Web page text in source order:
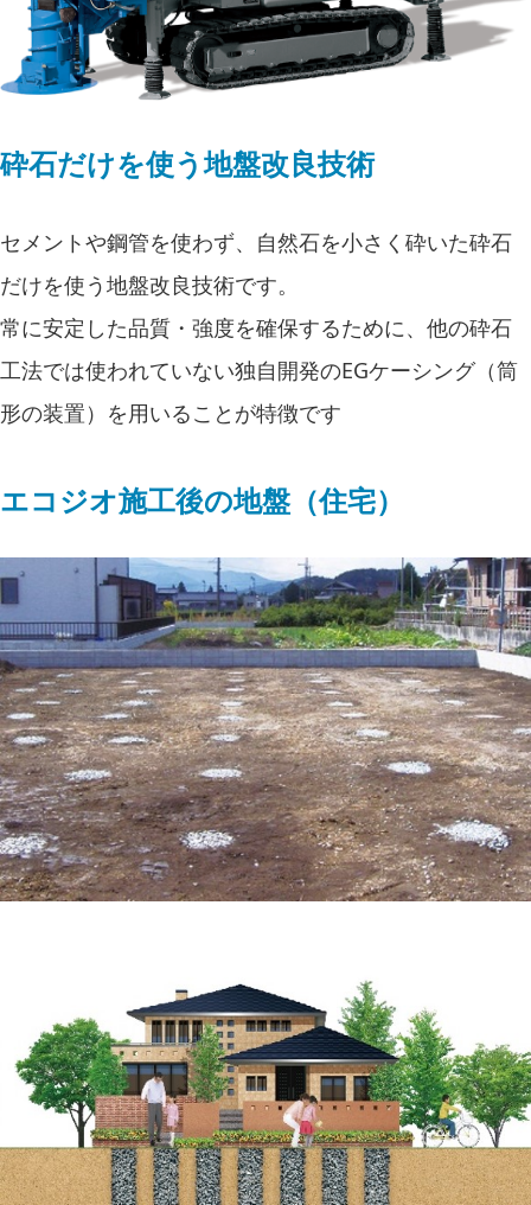
砕石だけを使う地盤改良技術
セメントや鋼管を使わず、自然石を小さく砕いた砕石
だけを使う地盤改良技術です。
常に安定した品質・強度を確保するために、他の砕石
工法では使われていない独自開発のEGケーシング（筒
形の装置）を用いることが特徴です
エコジオ施工後の地盤（住宅）